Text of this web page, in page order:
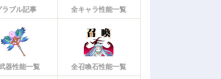
ラブル記事 全キャラ性能一覧
器性能一覧 全召喚石性能一覧